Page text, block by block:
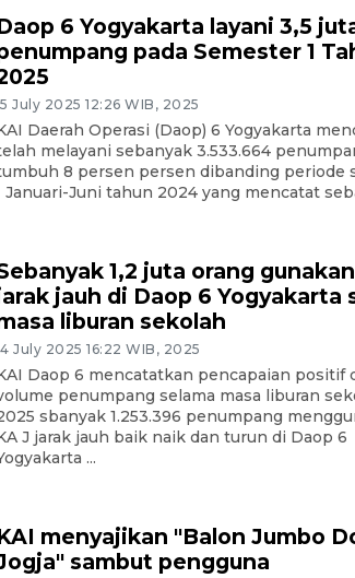
6 Yogyakarta layani 3,5
pada Semester 1
July 2025 12:26 WIB, 2025
Daerah Operasi (Daop) 6 Yogyakarta
melayani sebanyak 3.533.664
8 persen persen dibanding periode
Januari-Juni tahun 2024 yang mencatat
1,2 juta orang
jauh di Daop 6 Yogyakarta
liburan sekolah
July 2025 16:22 WIB, 2025
Daop 6 mencatatkan pencapaian positif
penumpang selama masa liburan
sbanyak 1.253.396 penumpang
J jarak jauh baik naik dan turun di Daop 6
...
menyajikan "Balon Jumbo
sambut pengguna